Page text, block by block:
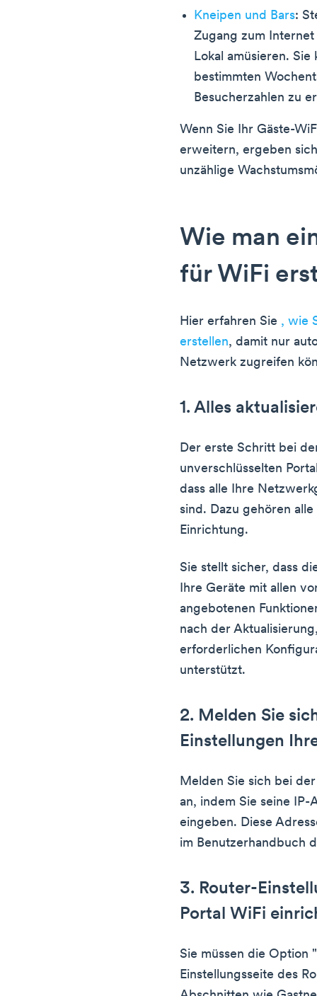
Kneipen und Bars:
Zugang zum
Lokal amüsieren. Sie
bestimmten
Besucherzahlen zu
Wenn Sie Ihr Gäste-
erweitern, ergeben
unzählige
Wie man
für WiFi
Hier erfahren Sie , wie
erstellen, damit nur
Netzwerk zugreifen
1. Alles
Der erste Schritt bei
unverschlüsselten
dass alle Ihre
sind. Dazu gehören
Einrichtung.
Sie stellt sicher, dass
Ihre Geräte mit allen
angebotenen
nach der
erforderlichen
unterstützt.
2. Melden Sie
Einstellungen
Melden Sie sich bei
an, indem Sie seine
eingeben. Diese
im Benutzerhandbuch
3. Router-
Portal WiFi
Sie müssen die Option
Einstellungsseite des